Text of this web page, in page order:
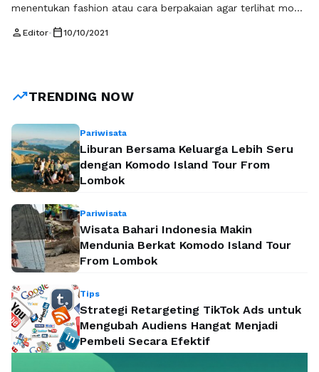
menentukan fashion atau cara berpakaian agar terlihat modis
hijab yang cocok dengan pakaian yang dikenakan. Belum lagi
person Editor• calendar_today10/10/2021
trending_upTRENDING NOW
Pariwisata
Liburan Bersama Keluarga Lebih Seru
dengan Komodo Island Tour From
Lombok
Pariwisata
Wisata Bahari Indonesia Makin
Mendunia Berkat Komodo Island Tour
From Lombok
Tips
Strategi Retargeting TikTok Ads untuk
Mengubah Audiens Hangat Menjadi
Pembeli Secara Efektif